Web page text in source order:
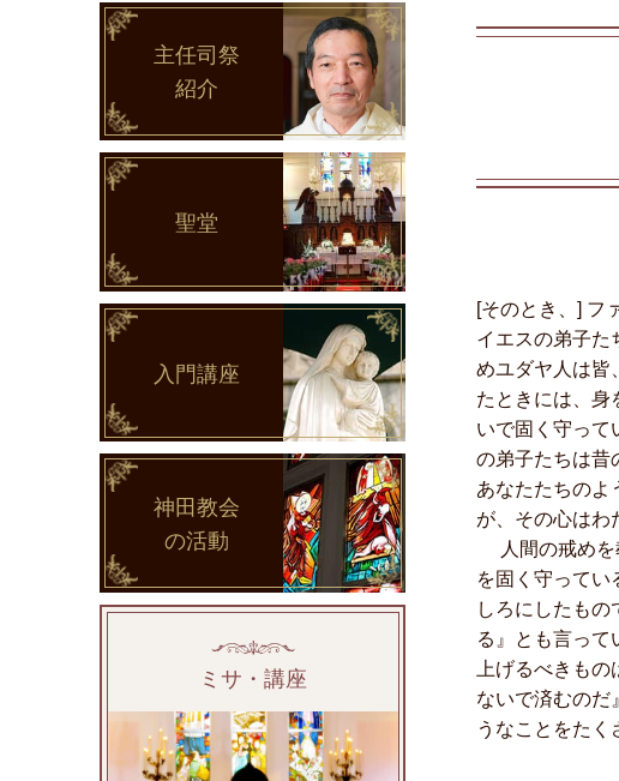
[そのとき、] フ
イエスの弟子
めユダヤ人は皆
たときには、身
いで固く守っ
の弟子たちは昔
あなたたちのよ
が、その心はわ
人間の戒めを
を固く守ってい
しろにしたも
る』とも言って
上げるべきも
ないで済むのだ
うなことをたく
主任司祭
紹介
聖堂
入門講座
神田教会
の活動
ミサ・講座